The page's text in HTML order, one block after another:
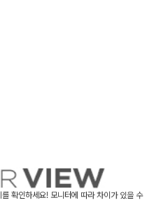
확인하세요! 모니터에 따라 차이가 있을 수